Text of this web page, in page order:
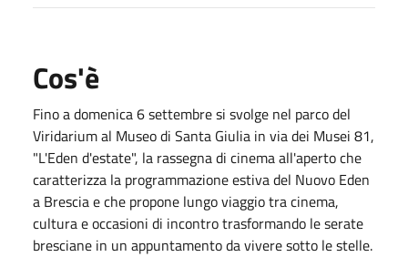
Cos'è
Fino a domenica 6 settembre si svolge nel parco del
Viridarium al Museo di Santa Giulia in via dei Musei 81,
"L'Eden d'estate", la rassegna di cinema all'aperto che
caratterizza la programmazione estiva del Nuovo Eden
a Brescia e che propone lungo viaggio tra cinema,
cultura e occasioni di incontro trasformando le serate
bresciane in un appuntamento da vivere sotto le stelle.